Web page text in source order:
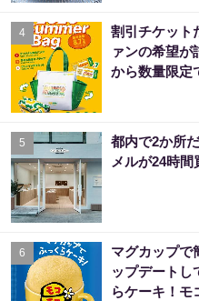
4
割引チケット
ァンの希望が
から数量限定
5
都内で2か所
メルが24時間
6
マグカップで
ップデートし
らケーキ！